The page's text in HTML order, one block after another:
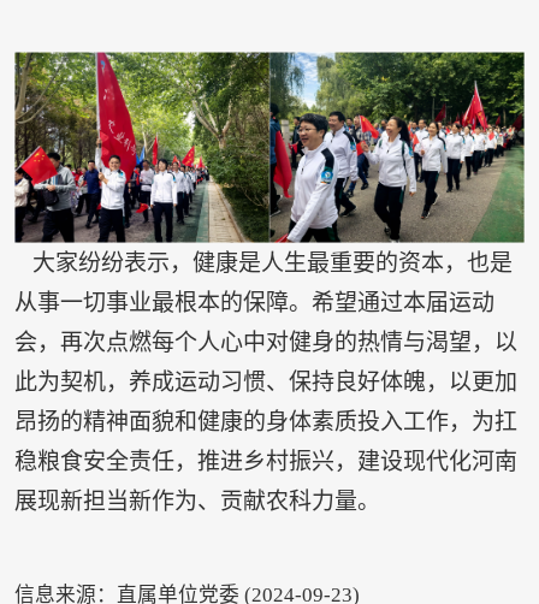
大家纷纷表示，健康是人生最重要的资本，也是
从事一切事业最根本的保障。希望通过本届运动
会，再次点燃每个人心中对健身的热情与渴望，以
此为契机，养成运动习惯、保持良好体魄，以更加
昂扬的精神面貌和健康的身体素质投入工作，为扛
稳粮食安全责任，推进乡村振兴，建设现代化河南
展现新担当新作为、贡献农科力量。
信息来源：直属单位党委 (2024-09-23)